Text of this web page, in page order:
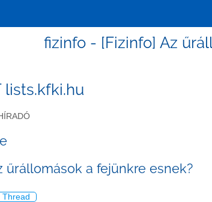
fizinfo - [Fizinfo] Az
lists.kfki.hu
űrállomások a fejünkre esnek?
Thread